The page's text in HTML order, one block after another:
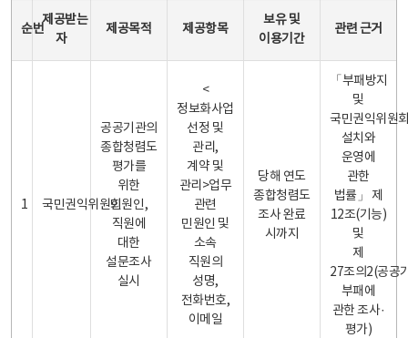
순번
제공받는
자
제공목적 제공항목
보유 및
이용기간
관련 근거
1 국민권익위원회
공공기관의
종합청렴도
평가를
위한
민원인,
직원에
대한
설문조사
실시
<
정보화사업
선정 및
관리,
계약 및
관리>업무
관련
민원인 및
소속
직원의
성명,
전화번호,
이메일
당해 연도
종합청렴도
조사 완료
시까지
「부패방지
및
국민권익위원
설치와
운영에
관한
법률」 제
12조(기능)
및
제
27조의2(공공
부패에
관한 조사·
평가)